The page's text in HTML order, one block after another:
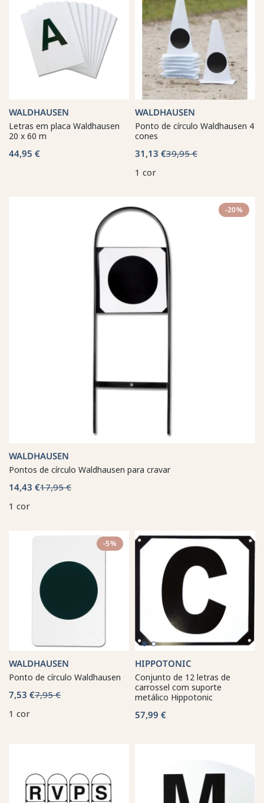
WALDHAUSEN
Letras em placa Waldhausen
20 x 60 m
44,95 €
WALDHAUSEN
Ponto de círculo Waldhausen 4
cones
31,13 €39,95 €
1 cor
-20%
WALDHAUSEN
Pontos de círculo Waldhausen para cravar
14,43 €17,95 €
1 cor
-5%
WALDHAUSEN
Ponto de círculo Waldhausen
7,53 €7,95 €
1 cor
HIPPOTONIC
Conjunto de 12 letras de
carrossel com suporte
metálico Hippotonic
57,99 €